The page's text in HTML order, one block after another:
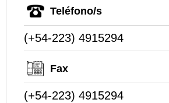
Teléfono/s
(+54-223) 4915294
Fax
(+54-223) 4915294